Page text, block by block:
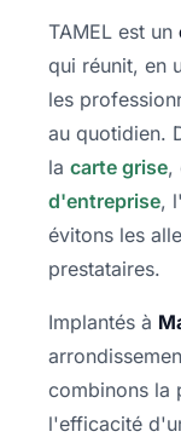
TAMEL est un
qui réunit, en
les
au quotidien.
la carte grise,
d'entreprise,
évitons les
prestataires.
Implantés à
combinons la
l'efficacité